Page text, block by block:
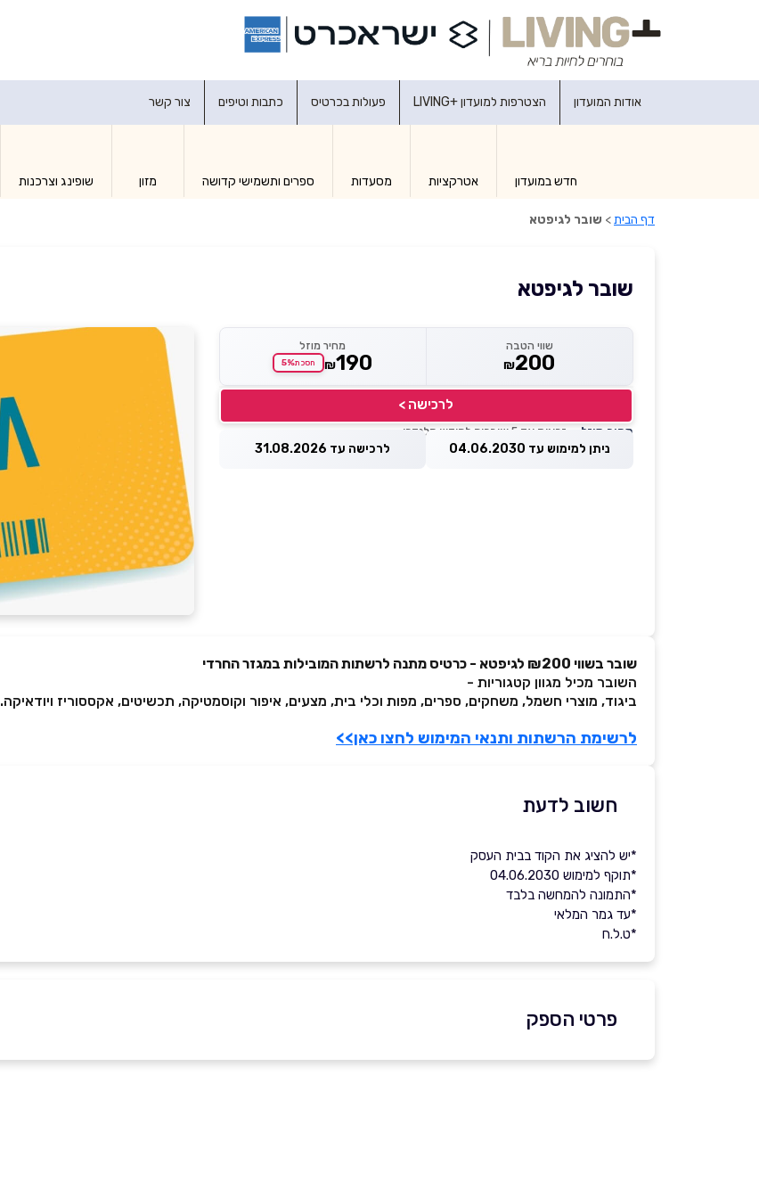
אודות המועדון הצטרפות למועדון +LIVING פעולות בכרטיס כתבות וטיפים צור קשר
חדש במועדון אטרקציות מסעדות ספרים ותשמישי קדושה מזון שופינג וצרכנות
דף הבית> שובר לגיפטא
שובר לגיפטא
שווי הטבה
₪200
מחיר מוזל
₪190 חסכת5%
לרכישה >
מחיר מוזל — זכאות עד 5 שוברים לחודש קלנדרי
ניתן למימוש עד 04.06.2030 לרכישה עד 31.08.2026
שובר בשווי ₪200 לגיפטא - כרטיס מתנה לרשתות המובילות במגזר החרדי
השובר מכיל מגוון קטגוריות -
ביגוד, מוצרי חשמל, משחקים, ספרים, מפות וכלי בית, מצעים, איפור וקוסמטיקה, תכשיטים, אקססוריז ויודאיקה.
לרשימת הרשתות ותנאי המימוש לחצו כאן>>
חשוב לדעת
*יש להציג את הקוד בבית העסק
*תוקף למימוש 04.06.2030
*התמונה להמחשה בלבד
*עד גמר המלאי
*ט.ל.ח
פרטי הספק